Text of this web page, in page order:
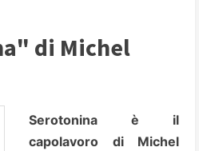
di Michel
Serotonina è il
capolavoro di Michel